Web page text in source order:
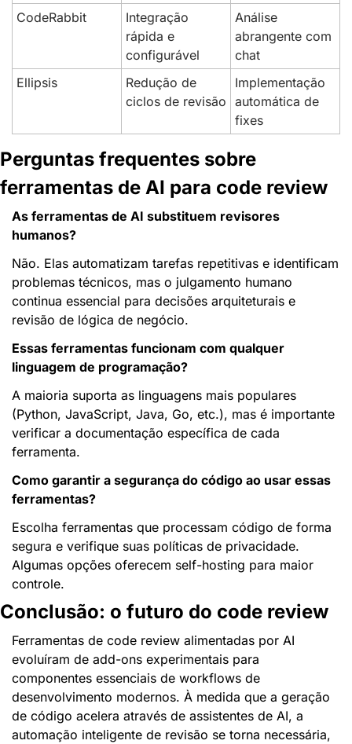
CodeRabbit
Integração
rápida e
configurável
Análise
abrangente com
chat
Ellipsis
Redução de
ciclos de revisão
Implementação
automática de
fixes
Perguntas frequentes sobre
ferramentas de AI para code review
As ferramentas de AI substituem revisores
humanos?
Não. Elas automatizam tarefas repetitivas e identificam
problemas técnicos, mas o julgamento humano
continua essencial para decisões arquiteturais e
revisão de lógica de negócio.
Essas ferramentas funcionam com qualquer
linguagem de programação?
A maioria suporta as linguagens mais populares
(Python, JavaScript, Java, Go, etc.), mas é importante
verificar a documentação específica de cada
ferramenta.
Como garantir a segurança do código ao usar essas
ferramentas?
Escolha ferramentas que processam código de forma
segura e verifique suas políticas de privacidade.
Algumas opções oferecem self-hosting para maior
controle.
Conclusão: o futuro do code review
Ferramentas de code review alimentadas por AI
evoluíram de add-ons experimentais para
componentes essenciais de workflows de
desenvolvimento modernos. À medida que a geração
de código acelera através de assistentes de AI, a
automação inteligente de revisão se torna necessária,